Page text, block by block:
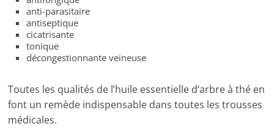
anti-parasitaire
antiseptique
cicatrisante
tonique
décongestionnante veineuse
Toutes les qualités de l’huile essentielle d’arbre à thé en
font un remède indispensable dans toutes les trousses
médicales.